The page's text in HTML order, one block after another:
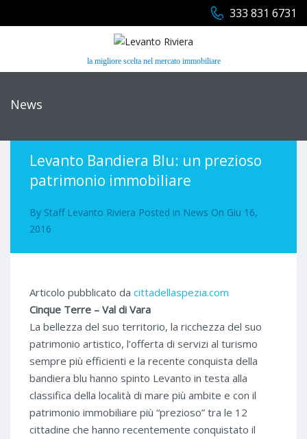
333 831 6731
la migliore scelta nel mercato immobiliare
News
Levanto Bandiera Blu: un prezioso
patrimonio immobiliare
By Staff Levanto Riviera Posted in News On Giu 16,
2016
Articolo pubblicato da cittadellaspezia.com
Cinque Terre – Val di Vara
La bellezza del suo territorio, la ricchezza del suo
patrimonio artistico, l’offerta di servizi al turismo
sempre più efficienti e la recente conquista della
bandiera blu hanno spinto Levanto in testa alla
classifica della località di mare più ambite e con il
patrimonio immobiliare più “prezioso” tra le 12
cittadine che hanno recentemente conquistato il